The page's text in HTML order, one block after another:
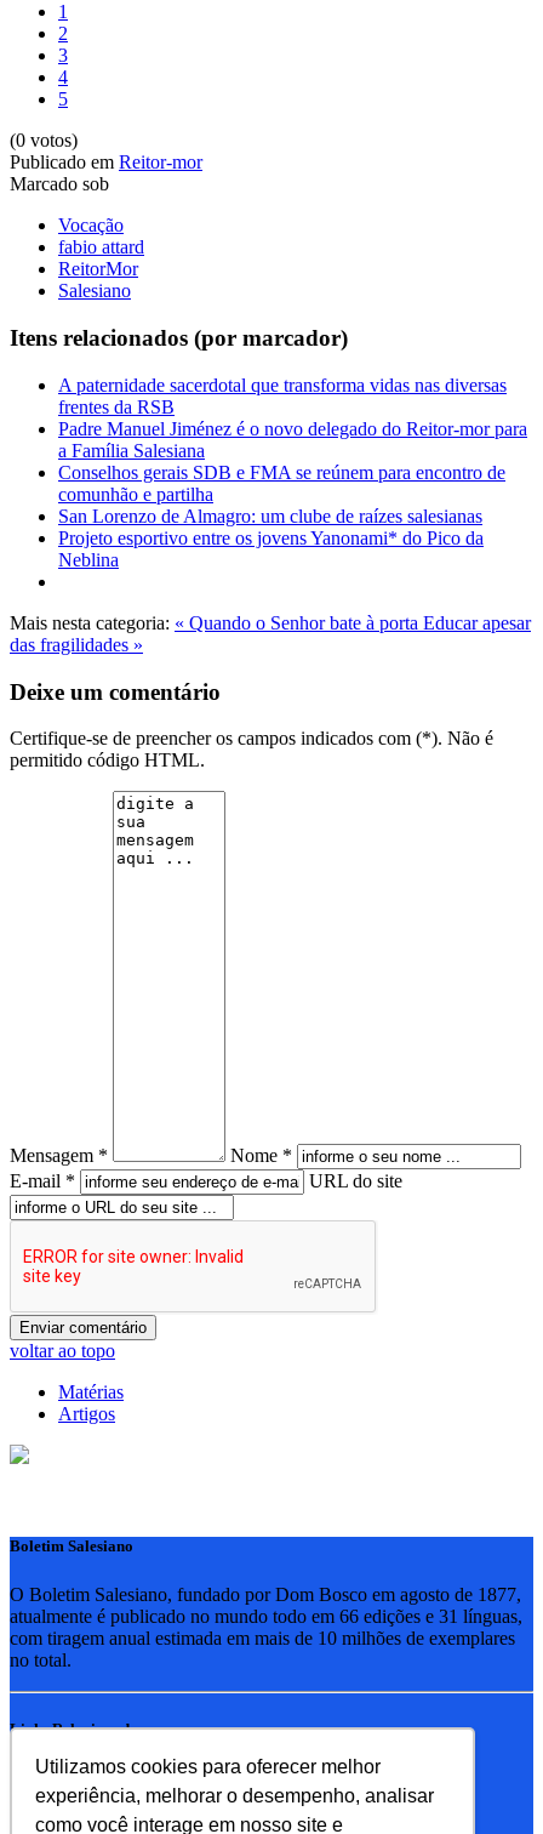
Utilizamos cookies para oferecer melhor
experiência, melhorar o desempenho, analisar
como você interage em nosso site e
1
2
3
4
5
(0 votos)
Publicado em Reitor-mor
Marcado sob
Vocação
fabio attard
ReitorMor
Salesiano
Itens relacionados (por marcador)
A paternidade sacerdotal que transforma vidas nas diversas
frentes da RSB
Padre Manuel Jiménez é o novo delegado do Reitor-mor para
a Família Salesiana
Conselhos gerais SDB e FMA se reúnem para encontro de
comunhão e partilha
San Lorenzo de Almagro: um clube de raízes salesianas
Projeto esportivo entre os jovens Yanonami* do Pico da
Neblina
Mais nesta categoria: « Quando o Senhor bate à porta Educar apesar
das fragilidades »
Deixe um comentário
Certifique-se de preencher os campos indicados com (*). Não é
permitido código HTML.
Mensagem *
Nome *
E-mail *
URL do site
voltar ao topo
Matérias
Artigos
Boletim Salesiano
O Boletim Salesiano, fundado por Dom Bosco em agosto de 1877,
atualmente é publicado no mundo todo em 66 edições e 31 línguas,
com tiragem anual estimada em mais de 10 milhões de exemplares
no total.
Links Relacionados
RSB - Rede Salesiana Brasil
EDEBE - Editora
UPV - União pela Vida